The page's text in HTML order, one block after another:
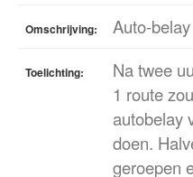
Omschrijving: Auto-
Toelichting:
Na twee
1 route
autobelay
doen.
geroepen